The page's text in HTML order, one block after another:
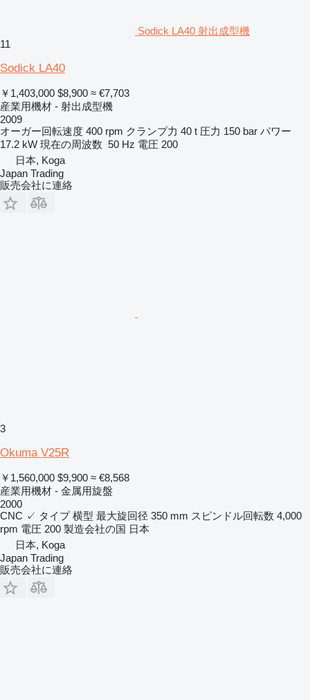
Sodick LA40 射出成型機
11
Sodick LA40
￥1,403,000 $8,900 ≈ €7,703
産業用機材 - 射出成型機
2009
オーガー回転速度 400 rpm クランプ力 40 t 圧力 150 bar パワー
17.2 kW 現在の周波数 50 Hz 電圧 200
日本, Koga
Japan Trading
販売会社に連絡
3
Okuma V25R
￥1,560,000 $9,900 ≈ €8,568
産業用機材 - 金属用旋盤
2000
CNC ✓ タイプ 横型 最大旋回径 350 mm スピンドル回転数 4,000
rpm 電圧 200 製造会社の国 日本
日本, Koga
Japan Trading
販売会社に連絡